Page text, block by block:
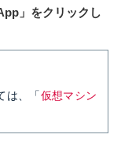
」をクリックし
は、「仮想マシン